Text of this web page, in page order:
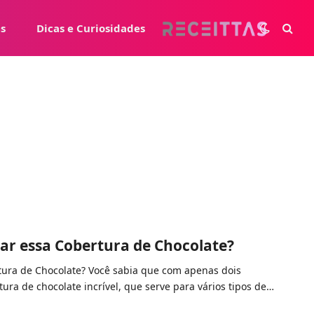
Dicas e Curiosidades
essa Cobertura de Chocolate?
de Chocolate? Você sabia que com apenas dois
de chocolate incrível, que serve para vários tipos de…